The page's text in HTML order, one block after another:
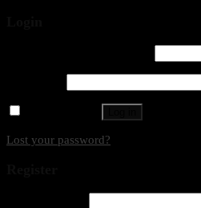
Lost your password?